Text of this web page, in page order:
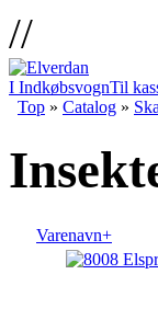
//
I IndkøbsvognTil
Top » Catalog »
Varenavn+